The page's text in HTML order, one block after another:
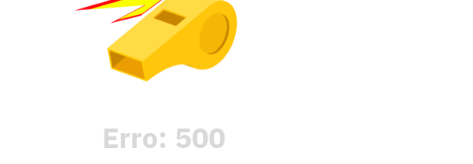
Erro: 500